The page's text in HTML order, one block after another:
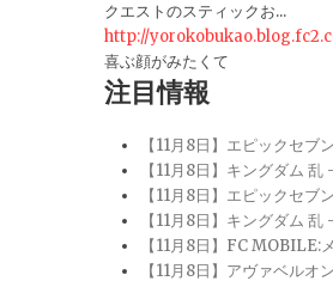
クエストのスティックお...
http://
喜ぶ顔がみたくて
注目情報
【11月8日】エピックセ
【11月8日】キングダム
【11月8日】エピックセ
【11月8日】キングダム
【11月8日】FC MOBILE:
【11月8日】アヴァベル